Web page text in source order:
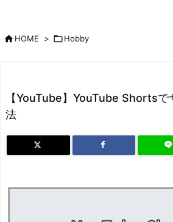
HOME > Hobby
【YouTube】YouTube Shorts
法